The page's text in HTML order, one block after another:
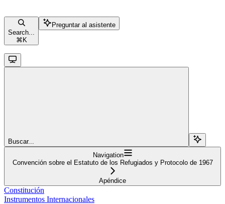
Search...
⌘ K
Preguntar al asistente
Buscar...
Navigation
Convención sobre el Estatuto de los Refugiados y Protocolo de 1967
Apéndice
Constitución
Instrumentos Internacionales